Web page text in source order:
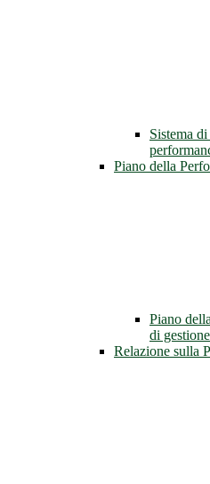
Sistema
Piano della
Piano
di gestione
Relazione sulla